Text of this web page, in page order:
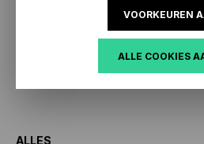
ALLES
VOORKEUREN
ALLE COOKIES